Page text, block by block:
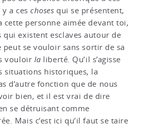
y a ceschoses qui se présentent,
cette personne aimée devant toi,
qui existent esclaves autour de
peut se vouloir sans sortir de sa
vouloir la liberté. Qu’il s’agisse
situations historiques, la
d’autre fonction que de nous
bien, et il est vrai de dire
se détruisant comme
Mais c’est ici qu’il faut se taire